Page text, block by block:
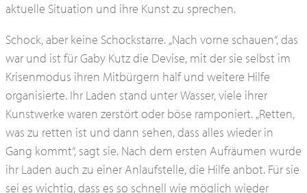
aktuelle Situation und ihre Kunst zu sprechen.
Schock, aber keine Schockstarre. „Nach vorne schauen“, das
war und ist für Gaby Kutz die Devise, mit der sie selbst im
Krisenmodus ihren Mitbürgern half und weitere Hilfe
organisierte. Ihr Laden stand unter Wasser, viele ihrer
Kunstwerke waren zerstört oder böse ramponiert. „Retten,
was zu retten ist und dann sehen, dass alles wieder in
Gang kommt“, sagt sie. Nach dem ersten Aufräumen wurde
ihr Laden auch zu einer Anlaufstelle, die Hilfe anbot. Für sie
sei es wichtig, dass es so schnell wie möglich wieder